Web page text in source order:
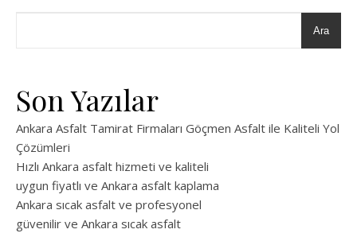
Ara
Son Yazılar
Ankara Asfalt Tamirat Firmaları Göçmen Asfalt ile Kaliteli Yol
Çözümleri
Hızlı Ankara asfalt hizmeti ve kaliteli
uygun fiyatlı ve Ankara asfalt kaplama
Ankara sıcak asfalt ve profesyonel
güvenilir ve Ankara sıcak asfalt